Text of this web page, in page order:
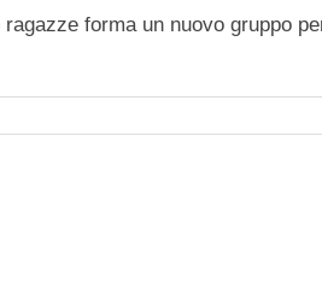
forma un nuovo gruppo